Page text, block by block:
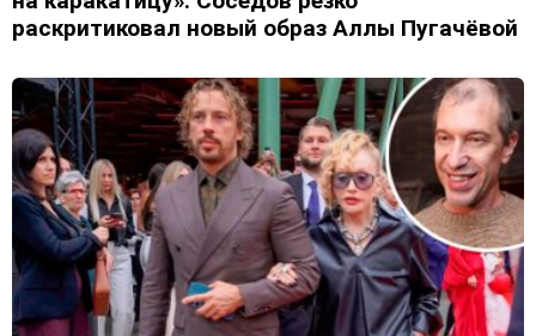
раскритиковал новый образ Аллы Пугачёвой